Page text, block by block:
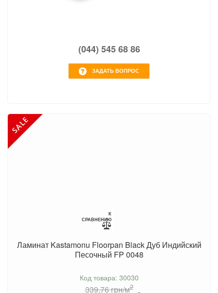
(044) 545 68 86
ЗАДАТЬ ВОПРОС
К
СРАВНЕНИЮ
Ламинат Kastamonu Floorpan Black Дуб Индийский
Песочный FP 0048
Код товара: 30030
339,76грн/м2